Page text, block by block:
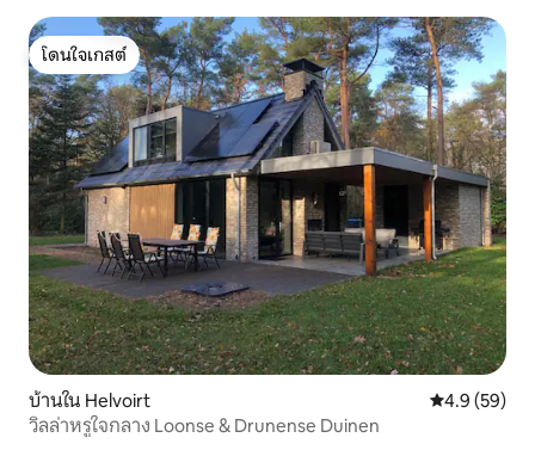
โดนใจเกสต์
โดนใจเกสต์
บ้านใน Helvoirt คะแนนเฉลี่ย
4.9 (59)
วิลล่าหรูใจกลาง Loonse & Drunense Duinen